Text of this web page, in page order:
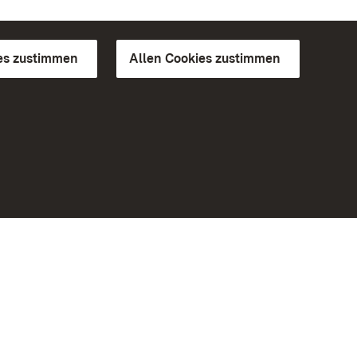
zustimmen Allen Cookies zustimmen